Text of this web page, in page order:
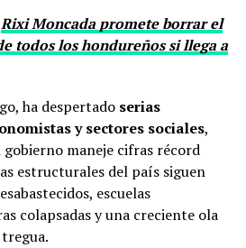
Rixi Moncada promete borrar el
todos los hondureños si llega a
ha despertado serias
y sectores sociales,
gobierno maneje cifras récord
estructurales del país siguen
escuelas
colapsadas y una creciente ola